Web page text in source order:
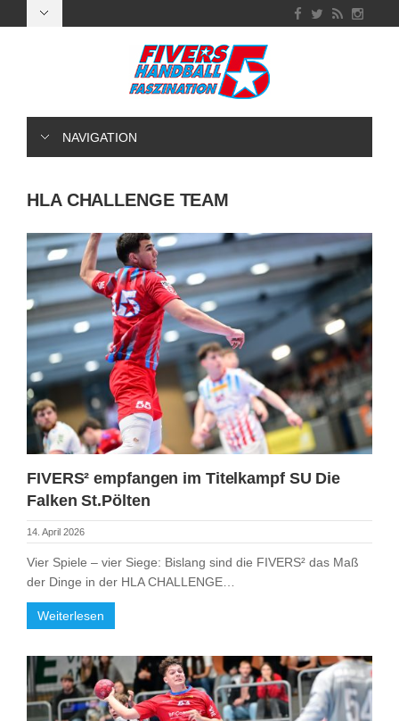
NAVIGATION
HLA CHALLENGE TEAM
FIVERS² empfangen im Titelkampf SU Die
Falken St.Pölten
14. April 2026
Vier Spiele – vier Siege: Bislang sind die FIVERS² das Maß
der Dinge in der HLA CHALLENGE…
Weiterlesen